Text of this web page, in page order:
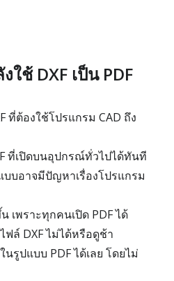
ใช้ DXF เป็น PDF
ที่ต้องใช้โปรแกรม CAD ถึง
ที่เปิดบนอุปกรณ์ทั่วไปได้ทันที
บอาจมีปัญหาเรื่องโปรแกรม
เพราะทุกคนเปิด PDF ได้
ฟล์ DXF ไม่ได้หรือดูช้า
นรูปแบบ PDF ได้เลย โดยไม่